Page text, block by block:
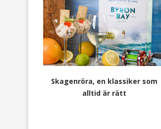
Skagenröra, en klassiker som
alltid är rätt